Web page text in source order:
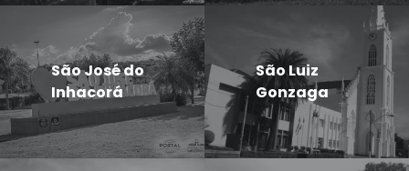
São José do
Inhacorá
São Luiz
Gonzaga